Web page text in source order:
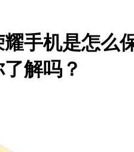
耀手机是怎么
解吗？